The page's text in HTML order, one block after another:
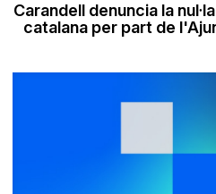
Carandell denuncia la
catalana per part de